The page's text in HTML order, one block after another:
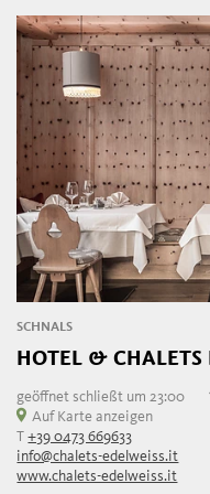
SCHNALS
HOTEL & CHALETS
geöffnet schließt um 23:00
Donnerstag
07:30 -
Freitag
Samstag
07:30 -
Sonntag
07:30 -
Auf Karte anzeigen
T+39 0473 669633
info@chalets-edelweiss.it
www.chalets-edelweiss.it